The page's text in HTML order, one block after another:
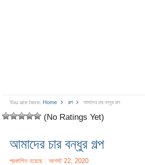
You are here: Home গল্প আমাদের চার বন্ধুর গল্প
(No Ratings Yet)
আমাদের চার বন্ধুর গল্প
প্রকাশিত হয়েছে : আগস্ট 22, 2020